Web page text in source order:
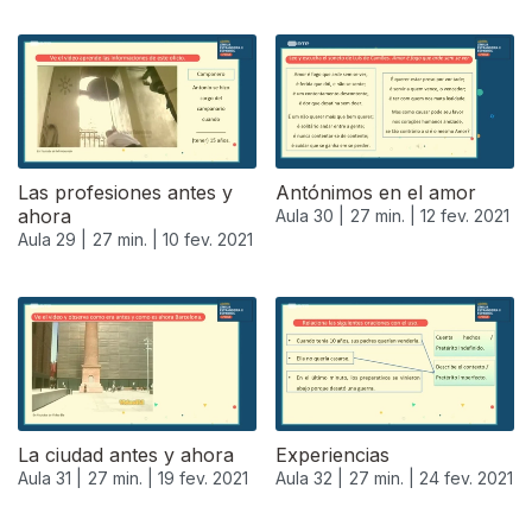
Las profesiones antes y
ahora
Aula 29 | 27 min. | 10 fev. 2021
Antónimos en el amor
Aula 30 | 27 min. | 12 fev. 2021
La ciudad antes y ahora
Aula 31 | 27 min. | 19 fev. 2021
Experiencias
Aula 32 | 27 min. | 24 fev. 2021